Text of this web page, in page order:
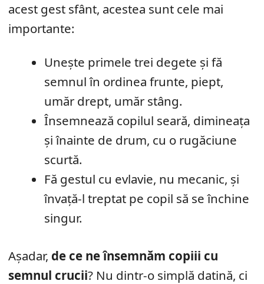
acest gest sfânt, acestea sunt cele mai
importante:
Unește primele trei degete și fă
semnul în ordinea frunte, piept,
umăr drept, umăr stâng.
Însemnează copilul seară, dimineața
și înainte de drum, cu o rugăciune
scurtă.
Fă gestul cu evlavie, nu mecanic, și
învață-l treptat pe copil să se închine
singur.
Așadar, de ce ne însemnăm copiii cu
semnul crucii? Nu dintr-o simplă datină, ci